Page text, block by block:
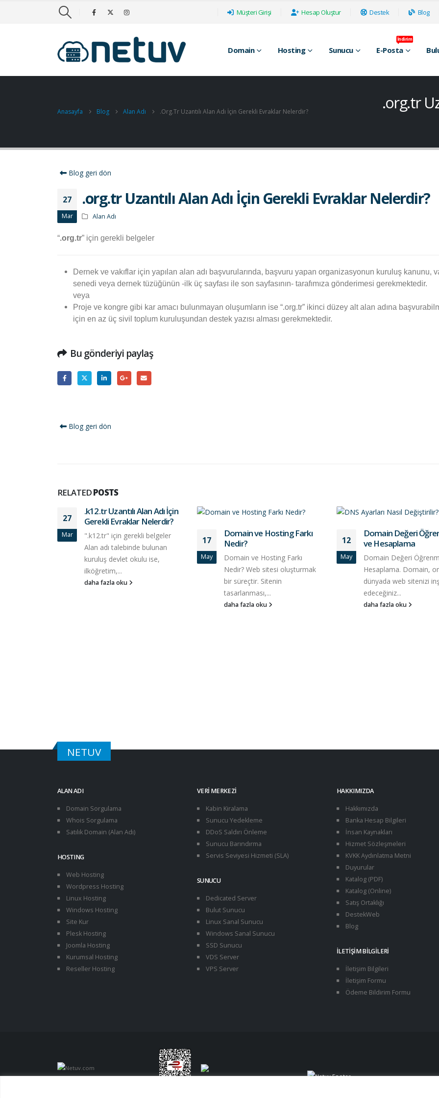
Müşteri Girişi Hesap Oluştur Destek Blog
Domain Hosting Sunucu E-Posta
İndirim
Anasayfa Blog Alan Adı .org.tr Uzantılı Alan Adı İçin Gerekli Evraklar Nelerdir?
.org.tr
Blog geri dön
27
Mar
.org.tr Uzantılı Alan Adı İçin Gerekli Evraklar Nelerdir?
Alan Adı
“.org.tr” için gerekli belgeler
Dernek ve vakıflar için yapılan alan adı başvurularında, başvuru yapan organizasyonun kuruluş kanunu,
senedi veya dernek tüzüğünün -ilk üç sayfası ile son sayfasının- tarafımıza gönderimesi gerekmektedir.
veya
Proje ve kongre gibi kar amacı bulunmayan oluşumların ise “.org.tr” ikinci düzey alt alan adına
için en az üç sivil toplum kuruluşundan destek yazısı alması gerekmektedir.
Bu gönderiyi paylaş
Blog geri dön
RELATEDPOSTS
27
Mar
.k12.tr Uzantılı Alan Adı İçin
Gerekli Evraklar Nelerdir?
".k12.tr" için gerekli belgeler
Alan adı talebinde bulunan
kuruluş devlet okulu ise,
ilköğretim,...
daha fazla oku
17
May
Domain ve Hosting Farkı
Nedir?
Domain ve Hosting Farkı
Nedir? Web sitesi oluşturmak
bir süreçtir. Sitenin
tasarlanması,...
daha fazla oku
12
May
Domain Değeri
ve Hesaplama
Domain Değeri
Hesaplama. Domain,
dünyada web sitenizi
edeceğiniz...
daha fazla oku
NETUV
ALAN ADI
Domain Sorgulama
Whois Sorgulama
Satılık Domain (Alan Adı)
HOSTING
Web Hosting
Wordpress Hosting
Linux Hosting
Windows Hosting
Site Kur
Plesk Hosting
Joomla Hosting
Kurumsal Hosting
Reseller Hosting
VERI MERKEZI
Kabin Kiralama
Sunucu Yedekleme
DDoS Saldırı Önleme
Sunucu Barındırma
Servis Seviyesi Hizmeti (SLA)
SUNUCU
Dedicated Server
Bulut Sunucu
Linux Sanal Sunucu
Windows Sanal Sunucu
SSD Sunucu
VDS Server
VPS Server
HAKKIMIZDA
Hakkımızda
Banka Hesap Bilgileri
İnsan Kaynakları
Hizmet Sözleşmeleri
KVKK Aydınlatma Metni
Duyurular
Katalog (PDF)
Katalog (Online)
Satış Ortaklığı
DestekWeb
Blog
İLETIŞIM BILGILERI
İletişim Bilgileri
İletişim Formu
Ödeme Bildirim Formu